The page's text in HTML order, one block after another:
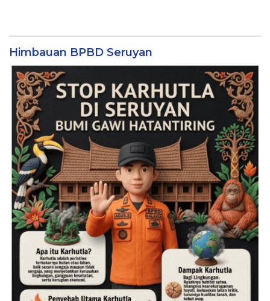
Himbauan BPBD Seruyan